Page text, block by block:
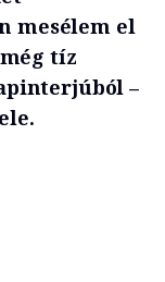
mesélem el
tíz
–